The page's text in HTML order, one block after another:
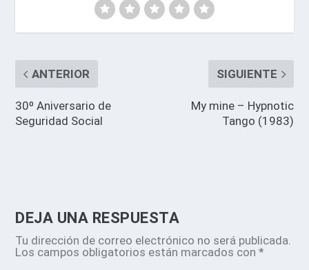
ANTERIOR
30º Aniversario de
Seguridad Social
SIGUIENTE
My mine – Hypnotic
Tango (1983)
DEJA UNA RESPUESTA
Tu dirección de correo electrónico no será publicada.
Los campos obligatorios están marcados con*